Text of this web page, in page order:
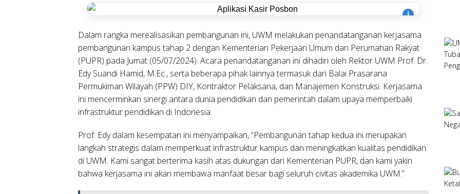
i
Dalam rangka merealisasikan pembangunan ini, UWM melakukan penandatanganan kerjasama
pembangunan kampus tahap 2 dengan Kementerian Pekerjaan Umum dan Perumahan Rakyat
(PUPR) pada Jumat (05/07/2024). Acara penandatanganan ini dihadiri oleh Rektor UWM Prof. Dr.
Edy Suandi Hamid, M.Ec., serta beberapa pihak lainnya termasuk dari Balai Prasarana
Permukiman Wilayah (PPW) DIY, Kontraktor Pelaksana, dan Manajemen Konstruksi. Kerjasama
ini mencerminkan sinergi antara dunia pendidikan dan pemerintah dalam upaya memperbaiki
infrastruktur pendidikan di Indonesia.
Prof. Edy dalam kesempatan ini menyampaikan, “Pembangunan tahap kedua ini merupakan
langkah strategis dalam memperkuat infrastruktur kampus dan meningkatkan kualitas pendidikan
di UWM. Kami sangat berterima kasih atas dukungan dari Kementerian PUPR, dan kami yakin
bahwa kerjasama ini akan membawa manfaat besar bagi seluruh civitas akademika UWM.”